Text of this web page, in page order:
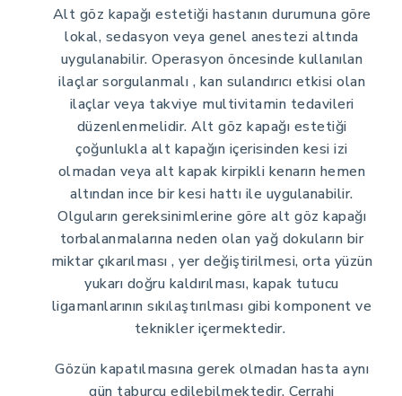
Alt göz kapağı estetiği hastanın durumuna göre
lokal, sedasyon veya genel anestezi altında
uygulanabilir. Operasyon öncesinde kullanılan
ilaçlar sorgulanmalı , kan sulandırıcı etkisi olan
ilaçlar veya takviye multivitamin tedavileri
düzenlenmelidir. Alt göz kapağı estetiği
çoğunlukla alt kapağın içerisinden kesi izi
olmadan veya alt kapak kirpikli kenarın hemen
altından ince bir kesi hattı ile uygulanabilir.
Olguların gereksinimlerine göre alt göz kapağı
torbalanmalarına neden olan yağ dokuların bir
miktar çıkarılması , yer değiştirilmesi, orta yüzün
yukarı doğru kaldırılması, kapak tutucu
ligamanlarının sıkılaştırılması gibi komponent ve
teknikler içermektedir.
Gözün kapatılmasına gerek olmadan hasta aynı
gün taburcu edilebilmektedir. Cerrahi